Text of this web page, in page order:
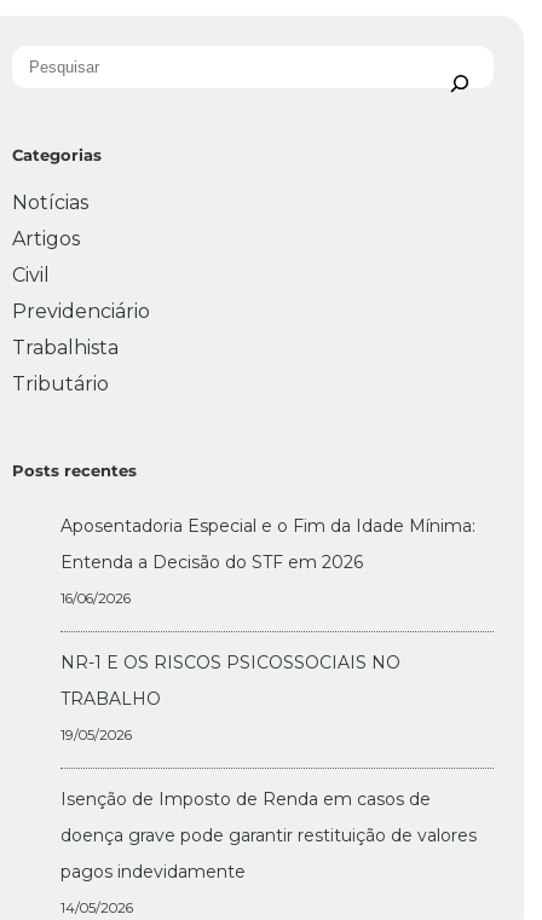
Categorias
Notícias
Artigos
Civil
Previdenciário
Trabalhista
Tributário
Posts recentes
Aposentadoria Especial e o Fim da Idade Mínima:
Entenda a Decisão do STF em 2026
16/06/2026
NR-1 E OS RISCOS PSICOSSOCIAIS NO
TRABALHO
19/05/2026
Isenção de Imposto de Renda em casos de
doença grave pode garantir restituição de valores
pagos indevidamente
14/05/2026